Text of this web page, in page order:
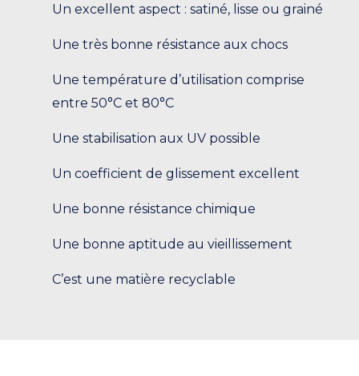
Un excellent aspect : satiné, lisse ou grainé
Une très bonne résistance aux chocs
Une température d’utilisation comprise
entre 50°C et 80°C
Une stabilisation aux UV possible
Un coefficient de glissement excellent
Une bonne résistance chimique
Une bonne aptitude au vieillissement
C’est une matière recyclable